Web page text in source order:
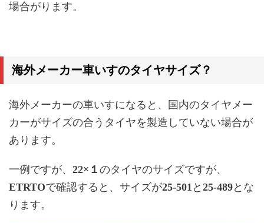
場合がります。
海外メーカー車いすのタイヤサイズ？
海外メーカーの車いすになると、国内のタイヤメー
カーがサイズの合うタイヤを製造していない場合が
あります。
一例ですが、 22×１ のタイヤのサイズですが、
ETRTOで確認すると、サイズが25-501 と 25-489とな
ります。